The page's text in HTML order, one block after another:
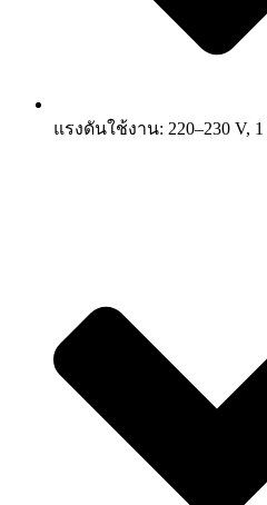
แรงดันใช้งาน: 220–230 V, 1